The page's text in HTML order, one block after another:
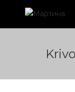
content